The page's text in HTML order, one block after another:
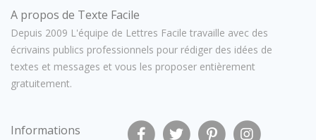
A propos de Texte Facile
Depuis 2009 L'équipe de Lettres Facile travaille avec des
écrivains publics professionnels pour rédiger des idées de
textes et messages et vous les proposer entièrement
gratuitement.
Informations